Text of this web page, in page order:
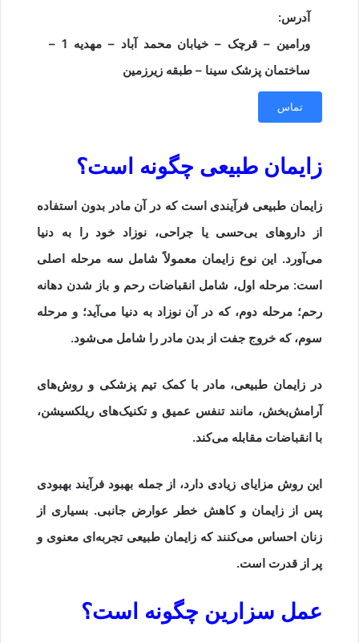
آدرس:
ورامین – قرچک – خیابان محمد آباد – مهدیه 1 –
ساختمان پزشک سینا – طبقه زیرزمین
تماس
زایمان طبیعی چگونه است؟
زایمان طبیعی فرآیندی است که در آن مادر بدون استفاده
از داروهای بی‌حسی یا جراحی، نوزاد خود را به دنیا
می‌آورد. این نوع زایمان معمولاً شامل سه مرحله اصلی
است: مرحله اول، شامل انقباضات رحم و باز شدن دهانه
رحم؛ مرحله دوم، که در آن نوزاد به دنیا می‌آید؛ و مرحله
سوم، که خروج جفت از بدن مادر را شامل می‌شود.
در زایمان طبیعی، مادر با کمک تیم پزشکی و روش‌های
آرامش‌بخش، مانند تنفس عمیق و تکنیک‌های ریلکسیشن،
با انقباضات مقابله می‌کند.
این روش مزایای زیادی دارد، از جمله بهبود فرآیند بهبودی
پس از زایمان و کاهش خطر عوارض جانبی. بسیاری از
زنان احساس می‌کنند که زایمان طبیعی تجربه‌ای معنوی و
پر از قدرت است.
عمل سزارین چگونه است؟